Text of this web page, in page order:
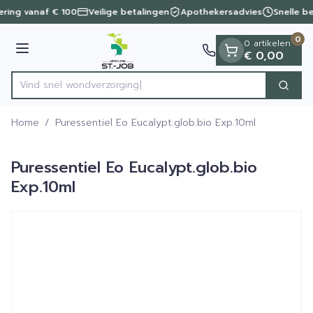
Ga naar de inhoud
1 van 1
vanaf € 100 Veilige betalingen Apothekersadvies Snelle
Menu
Product, merk, categorie...
Vind snel wondve Zoek
0 artikelen
€ 0,00
0
Home / Puressentiel Eo Eucalypt.glob.bio Exp.10ml
Puressentiel Eo Eucalypt.glob.bio
Exp.10ml